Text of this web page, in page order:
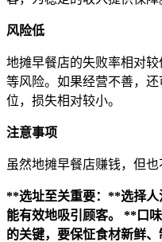
风险低
地摊早餐店的失败率相对
等风险。如果经营不善，
位，损失相对较小。
注意事项
虽然地摊早餐店赚钱，但也
**选址至关重要：**选择人
能有效地吸引顾客。
**口
的关键，要保怔食材新鲜、